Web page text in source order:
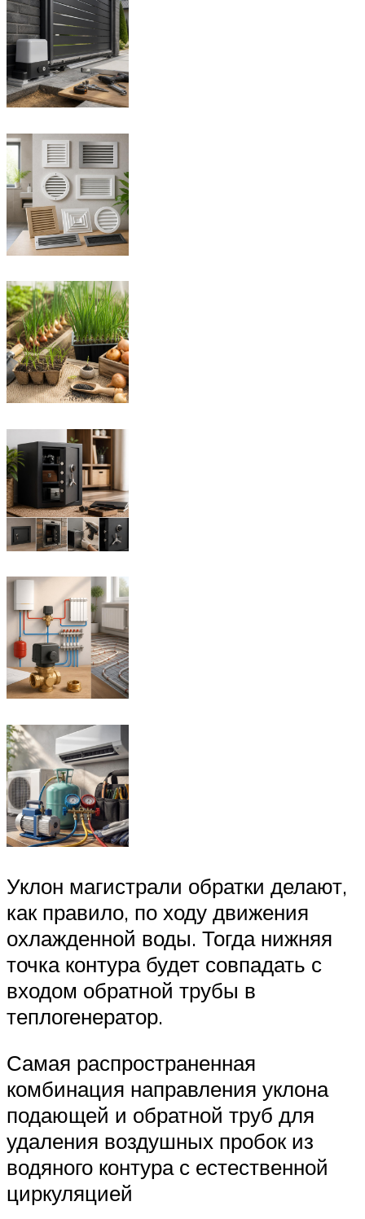
Уклон магистрали обратки делают,
как правило, по ходу движения
охлажденной воды. Тогда нижняя
точка контура будет совпадать с
входом обратной трубы в
теплогенератор.
Самая распространенная
комбинация направления уклона
подающей и обратной труб для
удаления воздушных пробок из
водяного контура с естественной
циркуляцией